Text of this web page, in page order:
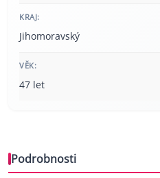
KRAJ:
Jihomoravský
VĚK:
47 let
Podrobnosti